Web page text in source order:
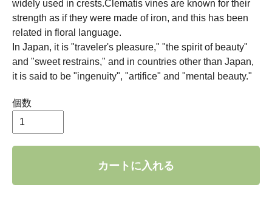
widely used in crests.Clematis vines are known for their
strength as if they were made of iron, and this has been
related in floral language.
In Japan, it is "traveler's pleasure," "the spirit of beauty"
and "sweet restrains," and in countries other than Japan,
it is said to be "ingenuity", "artifice" and "mental beauty."
個数
カートに入れる